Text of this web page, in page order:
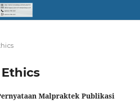
Malpraktek Publikasi